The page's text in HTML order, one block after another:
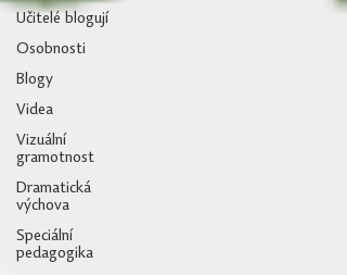
Učitelé blogují
Osobnosti
Blogy
Videa
Vizuální
gramotnost
Dramatická
výchova
Speciální
pedagogika